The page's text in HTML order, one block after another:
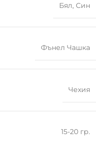
Бял, Син
Фънел Чашка
Чехия
15-20 гр.